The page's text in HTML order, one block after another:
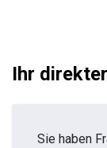
Ihr
Sie haben